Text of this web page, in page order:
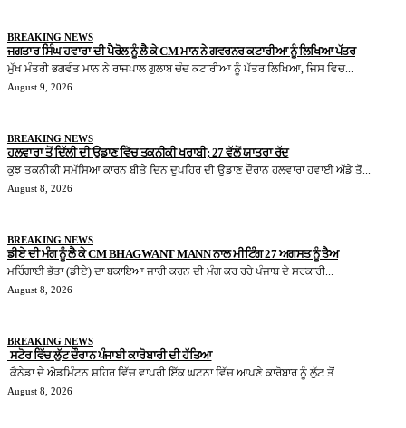
BREAKING NEWS
ਜਗਤਾਰ ਸਿੰਘ ਹਵਾਰਾ ਦੀ ਪੈਰੋਲ ਨੂੰ ਲੈ ਕੇ CM ਮਾਨ ਨੇ ਗਵਰਨਰ ਕਟਾਰੀਆ ਨੂੰ ਲਿਖਿਆ ਪੱਤਰ
ਮੁੱਖ ਮੰਤਰੀ ਭਗਵੰਤ ਮਾਨ ਨੇ ਰਾਜਪਾਲ ਗੁਲਾਬ ਚੰਦ ਕਟਾਰੀਆ ਨੂੰ ਪੱਤਰ ਲਿਖਿਆ, ਜਿਸ ਵਿਚ...
August 9, 2026
BREAKING NEWS
ਹਲਵਾਰਾ ਤੋਂ ਦਿੱਲੀ ਦੀ ਉਡਾਣ ਵਿੱਚ ਤਕਨੀਕੀ ਖਰਾਬੀ; 27 ਵੱਲੋਂ ਯਾਤਰਾ ਰੱਦ
ਕੁਝ ਤਕਨੀਕੀ ਸਮੱਸਿਆ ਕਾਰਨ ਬੀਤੇ ਦਿਨ ਦੁਪਹਿਰ ਦੀ ਉਡਾਣ ਦੌਰਾਨ ਹਲਵਾਰਾ ਹਵਾਈ ਅੱਡੇ ਤੋਂ...
August 8, 2026
BREAKING NEWS
ਡੀਏ ਦੀ ਮੰਗ ਨੂੰ ਲੈ ਕੇ CM BHAGWANT MANN ਨਾਲ ਮੀਟਿੰਗ 27 ਅਗਸਤ ਨੂੰ ਤੈਅ
ਮਹਿੰਗਾਈ ਭੱਤਾ (ਡੀਏ) ਦਾ ਬਕਾਇਆ ਜਾਰੀ ਕਰਨ ਦੀ ਮੰਗ ਕਰ ਰਹੇ ਪੰਜਾਬ ਦੇ ਸਰਕਾਰੀ...
August 8, 2026
BREAKING NEWS
ਸਟੋਰ ਵਿੱਚ ਲੁੱਟ ਦੌਰਾਨ ਪੰਜਾਬੀ ਕਾਰੋਬਾਰੀ ਦੀ ਹੱਤਿਆ
ਕੈਨੇਡਾ ਦੇ ਐਡਮਿੰਟਨ ਸ਼ਹਿਰ ਵਿੱਚ ਵਾਪਰੀ ਇੱਕ ਘਟਨਾ ਵਿੱਚ ਆਪਣੇ ਕਾਰੋਬਾਰ ਨੂੰ ਲੁੱਟ ਤੋਂ...
August 8, 2026